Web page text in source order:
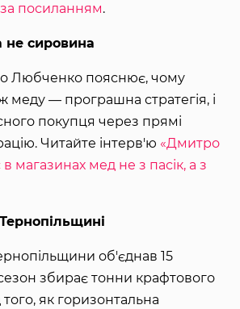
за посиланням.
не сировина
Любченко пояснює, чому
меду — програшна стратегія, і
покупця через прямі
Читайте інтерв'ю «Дмитро
магазинах мед не з пасік, а з
об'єднав 15
збирає тонни крафтового
як горизонтальна